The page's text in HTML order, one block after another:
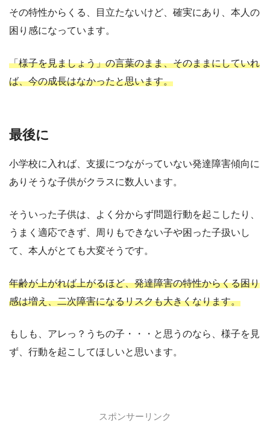
その特性からくる、目立たないけど、確実にあり、本人の
困り感になっています。
「様子を見ましょう」の言葉のまま、そのままにしていれ
ば、今の成長はなかったと思います。
最後に
小学校に入れば、支援につながっていない発達障害傾向に
ありそうな子供がクラスに数人います。
そういった子供は、よく分からず問題行動を起こしたり、
うまく適応できず、周りもできない子や困った子扱いし
て、本人がとても大変そうです。
年齢が上がれば上がるほど、発達障害の特性からくる困り
感は増え、二次障害になるリスクも大きくなります。
もしも、アレっ？うちの子・・・と思うのなら、様子を見
ず、行動を起こしてほしいと思います。
スポンサーリンク